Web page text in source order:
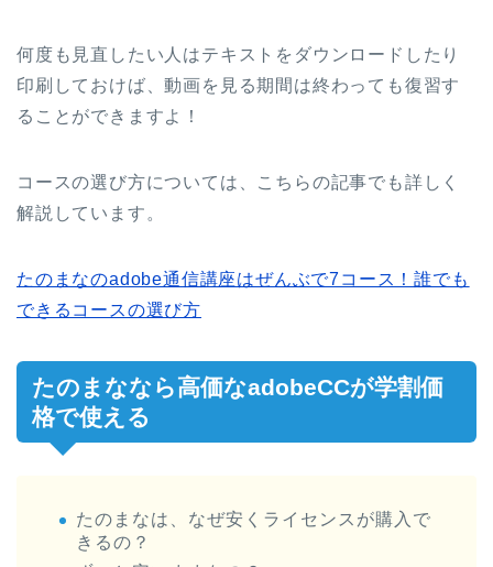
何度も見直したい人はテキストをダウンロードしたり
印刷しておけば、動画を見る期間は終わっても復習す
ることができますよ！
コースの選び方については、こちらの記事でも詳しく
解説しています。
たのまなのadobe通信講座はぜんぶで7コース！誰でも
できるコースの選び方
たのまななら高価なadobeCCが学割価
格で使える
たのまなは、なぜ安くライセンスが購入で
きるの？